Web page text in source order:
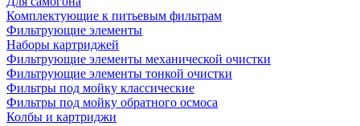
Комплектующие к питьевым фильтрам
Фильтрующие элементы
Наборы картриджей
Фильтрующие элементы механической очистки
Фильтрующие элементы тонкой очистки
Фильтры под мойку классические
Фильтры под мойку обратного осмоса
Колбы и картриджи